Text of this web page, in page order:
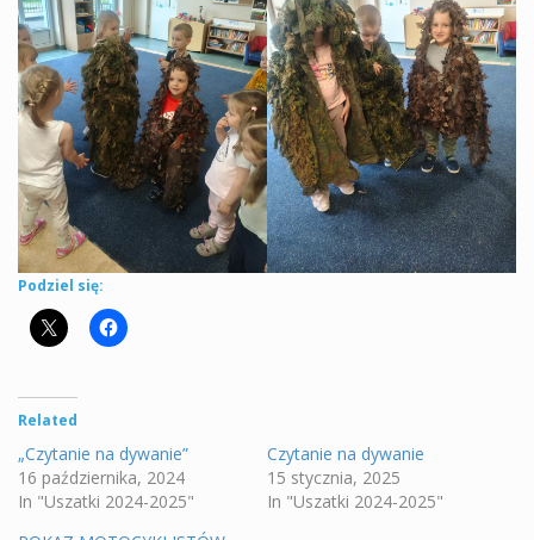
Podziel się:
Related
„Czytanie na dywanie”
16 października, 2024
In "Uszatki 2024-2025"
Czytanie na dywanie
15 stycznia, 2025
In "Uszatki 2024-2025"